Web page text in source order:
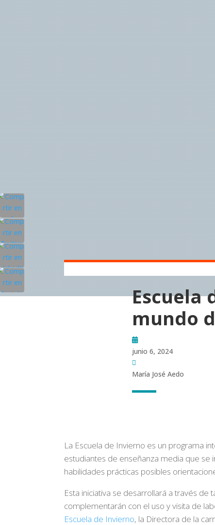
Escuela
mundo
junio 6, 2024
María José Aedo
La Escuela de Invierno es un programa
estudiantes de enseñanza media que se
habilidades prácticas posibles
Esta iniciativa se desarrollará a través de
complementarán con el uso y visita de
Escuela de Invierno, la Directora de la